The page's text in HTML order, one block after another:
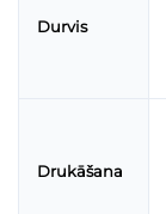
Durvis
Drukāšana